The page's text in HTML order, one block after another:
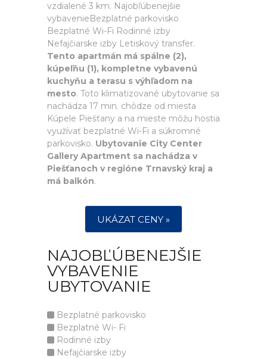
vzdialené 3 km. Najobľúbenejšie
vybavenieBezplatné parkovisko
Bezplatné Wi-Fi Rodinné izby
Nefajčiarske izby Letiskový transfer.
Tento apartmán má spálne (2),
kúpeľňu (1), kompletne vybavenú
kuchyňu a terasu s výhľadom na
mesto. Toto klimatizované ubytovanie sa
nachádza 17 min. chôdze od miesta
Kúpele Piešťany a na mieste môžu hostia
využívať bezplatné Wi-Fi a súkromné
parkovisko. Ubytovanie City Center
Gallery Apartment sa nachádza v
Piešťanoch v regióne Trnavský kraj a
má balkón.
UKÁZAT CENY »
NAJOBĽÚBENEJŠIE
VYBAVENIE
UBYTOVANIE
Bezplatné parkovisko
Bezplatné Wi- Fi
Rodinné izby
Nefajčiarske izby